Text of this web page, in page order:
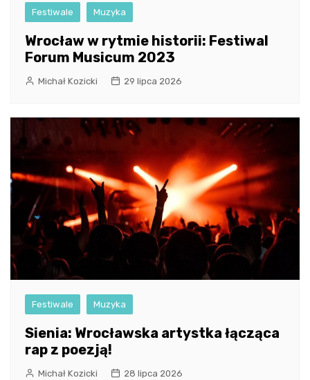
Festiwale Muzyka
Wrocław w rytmie historii: Festiwal
Forum Musicum 2023
Michał Kozicki 29 lipca 2026
Festiwale Muzyka
Sienia: Wrocławska artystka łącząca
rap z poezją!
Michał Kozicki 28 lipca 2026